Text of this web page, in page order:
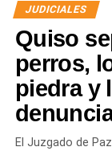
JUDICIALES
Quiso
perros,
piedra y
El Juzgado de